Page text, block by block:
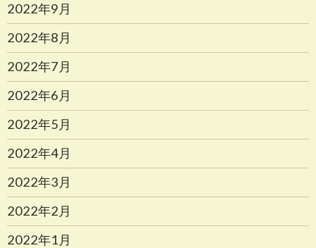
2022年9月
2022年8月
2022年7月
2022年6月
2022年5月
2022年4月
2022年3月
2022年2月
2022年1月